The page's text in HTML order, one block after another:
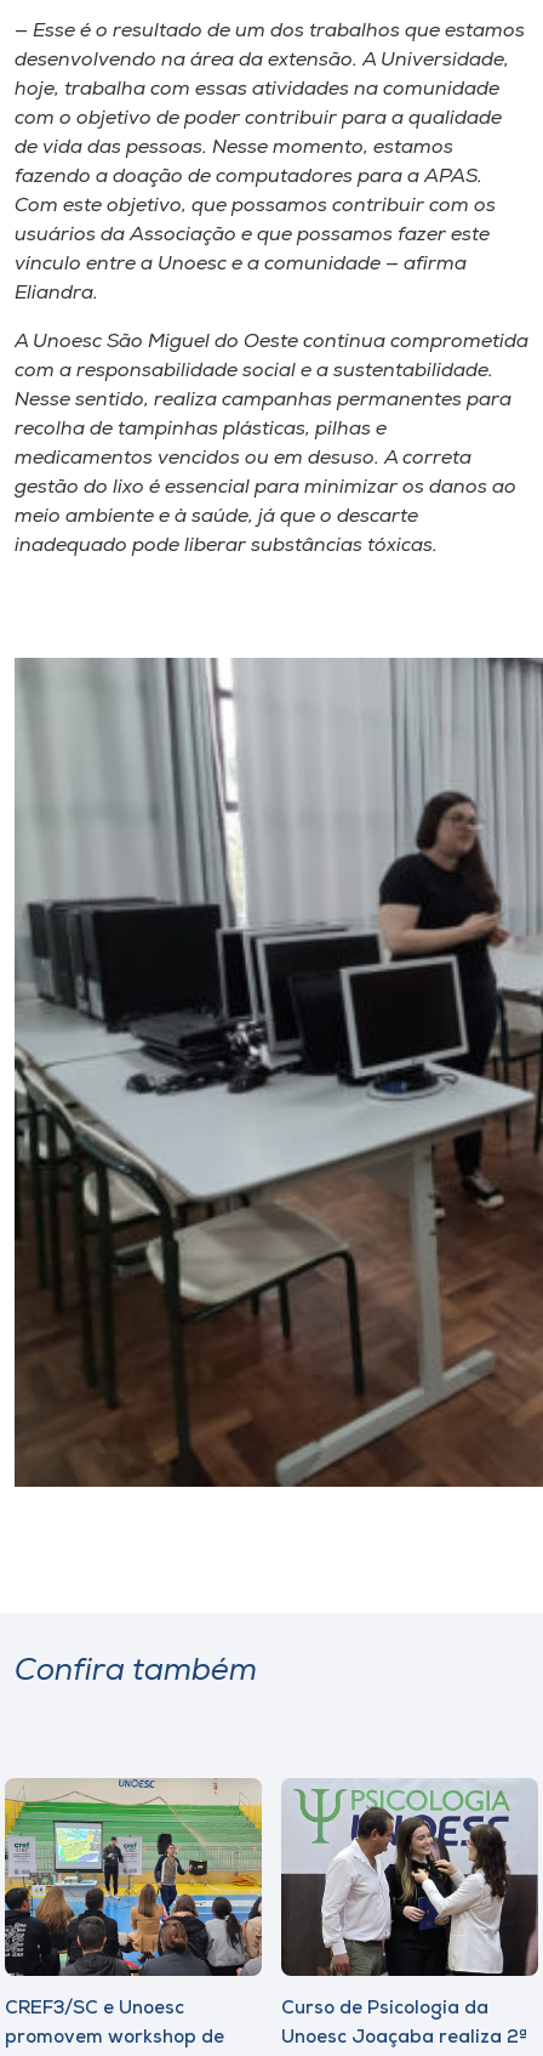
— Esse é o resultado de um dos trabalhos que estamos
desenvolvendo na área da extensão. A Universidade,
hoje, trabalha com essas atividades na comunidade
com o objetivo de poder contribuir para a qualidade
de vida das pessoas. Nesse momento, estamos
fazendo a doação de computadores para a APAS.
Com este objetivo, que possamos contribuir com os
usuários da Associação e que possamos fazer este
vínculo entre a Unoesc e a comunidade — afirma
Eliandra.
A Unoesc São Miguel do Oeste continua comprometida
com a responsabilidade social e a sustentabilidade.
Nesse sentido, realiza campanhas permanentes para
recolha de tampinhas plásticas, pilhas e
medicamentos vencidos ou em desuso. A correta
gestão do lixo é essencial para minimizar os danos ao
meio ambiente e à saúde, já que o descarte
inadequado pode liberar substâncias tóxicas.
Confira também
CREF3/SC e Unoesc
promovem workshop de
Curso de Psicologia da
Unoesc Joaçaba realiza 2ª